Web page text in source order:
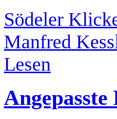
Södeler
Manfred
Lesen